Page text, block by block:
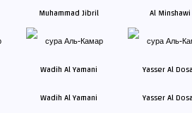
Muhammad Jibril Al Minshawi
Wadih Al Yamani Yasser Al